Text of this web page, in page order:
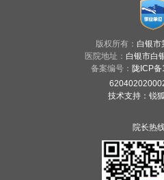
版权所有： 白银市
医院地址： 白银市白
备案编号： 陇ICP
技术支持： 锐
院长热